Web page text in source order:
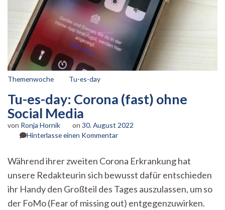
Themenwoche Tu-es-day
Tu-es-day: Corona (fast) ohne
Social Media
von Ronja Hornik on 30. August 2022
Hinterlasse einen Kommentarzu
day:
Corona
(fast)
ohne
Social
Während ihrer zweiten Corona Erkrankung hat
unsere Redakteurin sich bewusst dafür entschieden
ihr Handy den Großteil des Tages auszulassen, um so
der FoMo (Fear of missing out) entgegenzuwirken.